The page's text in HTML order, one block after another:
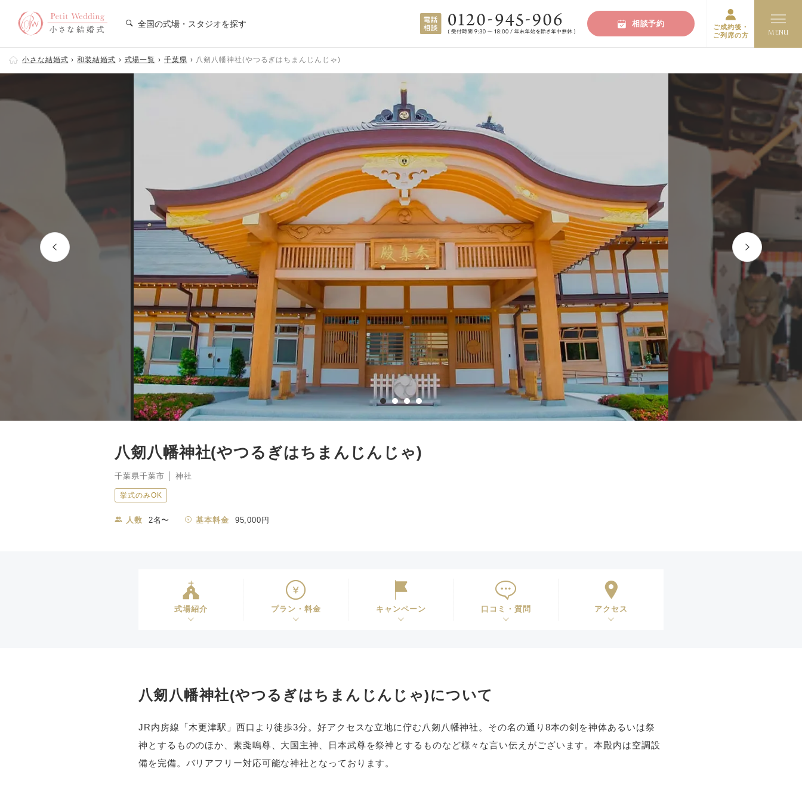
全国の式場・スタジオを探す 相談予約
ご成約後・
ご列席の方
小さな結婚式 和装結婚式 式場一覧 千葉県 八剱八幡神社(やつるぎはちまんじんじゃ)
八剱八幡神社(やつるぎはちまんじんじゃ)
千葉県千葉市 │ 神社
挙式のみOK
人数 2名〜 基本料金 95,000円
式場紹介 プラン・料金 キャンペーン 口コミ・質問 アクセス
八剱八幡神社(やつるぎはちまんじんじゃ)について
JR内房線「木更津駅」西口より徒歩3分。好アクセスな立地に佇む八剱八幡神社。その名の通り8本の剣を神体あるいは祭
神とするもののほか、素戔嗚尊、大国主神、日本武尊を祭神とするものなど様々な言い伝えがございます。本殿内は空調設
備を完備。バリアフリー対応可能な神社となっております。